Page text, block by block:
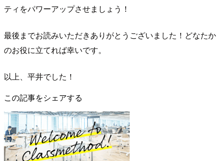
ティをパワーアップさせましょう！
最後までお読みいただきありがとうございました！どなたか
のお役に立てれば幸いです。
以上、平井でした！
この記事をシェアする